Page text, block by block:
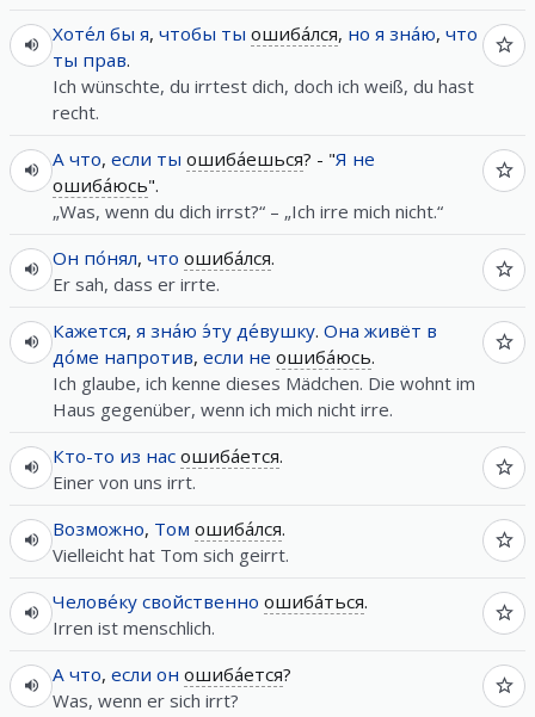
Хоте́л бы я, чтобы ты ошиба́лся, но я зна́ю, что
ты прав.
Ich wünschte, du irrtest dich, doch ich weiß, du hast
recht.
А что, если ты ошиба́ешься? - "Я не
ошиба́юсь".
„Was, wenn du dich irrst?“ – „Ich irre mich nicht.“
Он по́нял, что ошиба́лся.
Er sah, dass er irrte.
Кажется, я зна́ю э́ту де́вушку. Она живёт в
до́ме напротив, если не ошиба́юсь.
Ich glaube, ich kenne dieses Mädchen. Die wohnt im
Haus gegenüber, wenn ich mich nicht irre.
Кто-то из нас ошиба́ется.
Einer von uns irrt.
Возможно, Том ошиба́лся.
Vielleicht hat Tom sich geirrt.
Челове́ку свойственно ошиба́ться.
Irren ist menschlich.
А что, если он ошиба́ется?
Was, wenn er sich irrt?